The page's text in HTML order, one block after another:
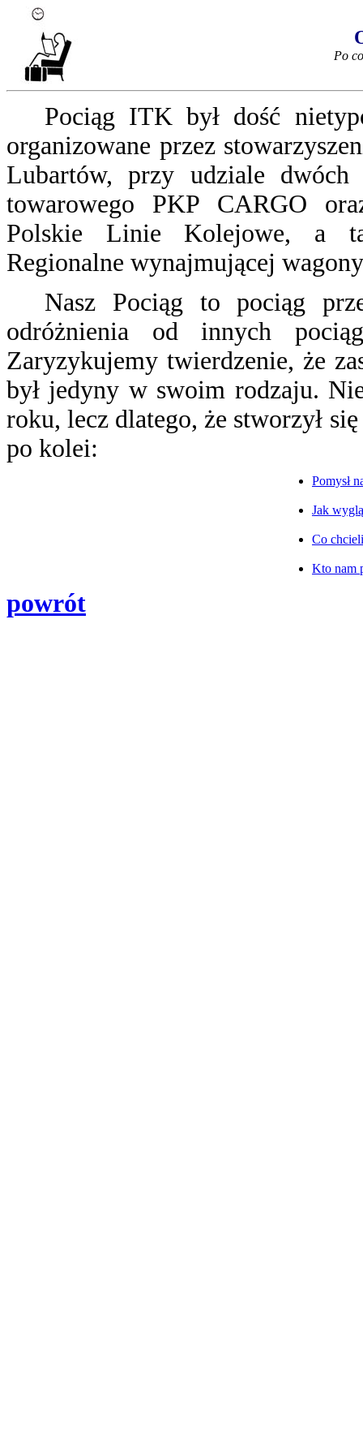
Po
Pociąg ITK był dość
organizowane przez
Lubartów, przy udziale
towarowego PKP CARGO
Polskie Linie Kolejowe, a
Regionalne wynajmującej
Nasz Pociąg to pociąg
odróżnienia od innych
Zaryzykujemy twierdzenie, że
był jedyny w swoim rodzaju.
roku, lecz dlatego, że stworzył
po kolei:
Pomysł
Jak
Co
Kto nam
powrót